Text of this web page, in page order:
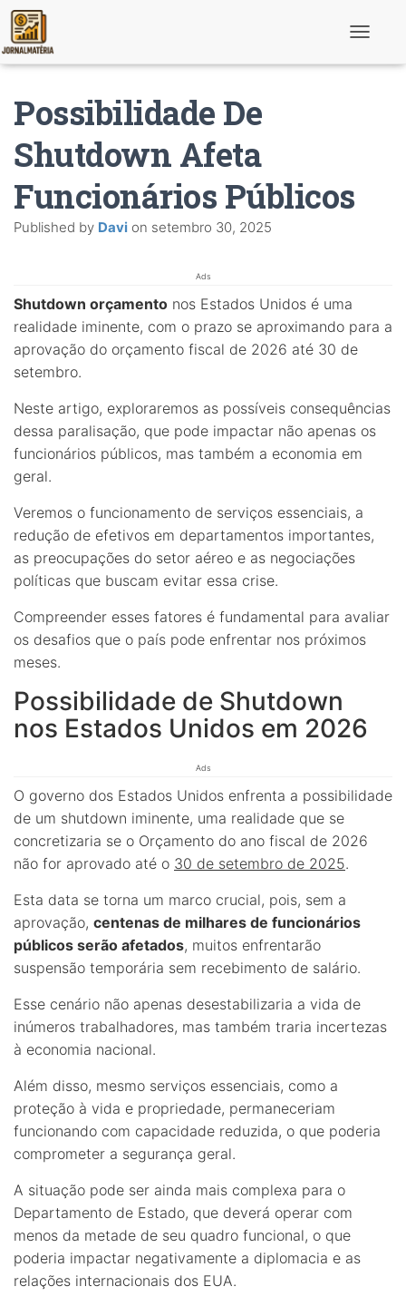
Possibilidade De
Shutdown Afeta
Funcionários Públicos
Published by Davi on setembro 30, 2025
Ads
Shutdown orçamento nos Estados Unidos é uma
realidade iminente, com o prazo se aproximando para a
aprovação do orçamento fiscal de 2026 até 30 de
setembro.
Neste artigo, exploraremos as possíveis consequências
dessa paralisação, que pode impactar não apenas os
funcionários públicos, mas também a economia em
geral.
Veremos o funcionamento de serviços essenciais, a
redução de efetivos em departamentos importantes,
as preocupações do setor aéreo e as negociações
políticas que buscam evitar essa crise.
Compreender esses fatores é fundamental para avaliar
os desafios que o país pode enfrentar nos próximos
meses.
Possibilidade de Shutdown
nos Estados Unidos em 2026
Ads
O governo dos Estados Unidos enfrenta a possibilidade
de um shutdown iminente, uma realidade que se
concretizaria se o Orçamento do ano fiscal de 2026
não for aprovado até o 30 de setembro de 2025.
Esta data se torna um marco crucial, pois, sem a
aprovação, centenas de milhares de funcionários
públicos serão afetados, muitos enfrentarão
suspensão temporária sem recebimento de salário.
Esse cenário não apenas desestabilizaria a vida de
inúmeros trabalhadores, mas também traria incertezas
à economia nacional.
Além disso, mesmo serviços essenciais, como a
proteção à vida e propriedade, permaneceriam
funcionando com capacidade reduzida, o que poderia
comprometer a segurança geral.
A situação pode ser ainda mais complexa para o
Departamento de Estado, que deverá operar com
menos da metade de seu quadro funcional, o que
poderia impactar negativamente a diplomacia e as
relações internacionais dos EUA.